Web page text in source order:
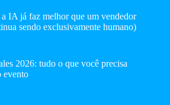
a IA já faz melhor que um vendedor
sendo exclusivamente humano)
2026: tudo o que você precisa
evento